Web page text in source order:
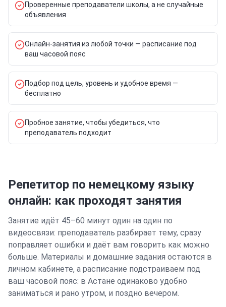
Проверенные преподаватели школы, а не случайные
объявления
Онлайн-занятия из любой точки — расписание под
ваш часовой пояс
Подбор под цель, уровень и удобное время —
бесплатно
Пробное занятие, чтобы убедиться, что
преподаватель подходит
Репетитор по немецкому языку
онлайн: как проходят занятия
Занятие идёт 45–60 минут один на один по
видеосвязи: преподаватель разбирает тему, сразу
поправляет ошибки и даёт вам говорить как можно
больше. Материалы и домашние задания остаются в
личном кабинете, а расписание подстраиваем под
ваш часовой пояс: в Астане одинаково удобно
заниматься и рано утром, и поздно вечером.